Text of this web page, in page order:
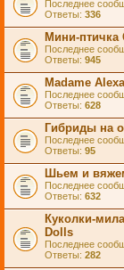
Последнее
Ответы: 336
Мини-птичка
Последнее
Ответы: 945
Madame
Последнее
Ответы: 628
Гибриды на
Последнее
Ответы: 95
Шьем и
Последнее
Ответы: 632
Куколки-
Dolls
Последнее
Ответы: 282